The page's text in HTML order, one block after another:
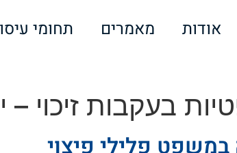
אודות מאמרים תחומי
בעקבות זיכוי
פלילי פיצוי